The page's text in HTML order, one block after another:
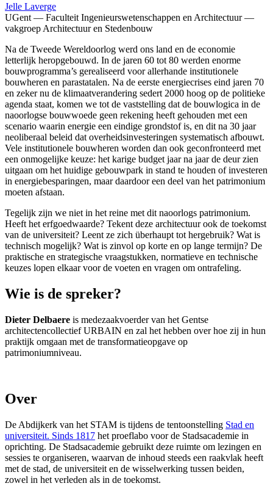
Jelle Laverge
UGent — Faculteit Ingenieurswetenschappen en Architectuur —
vakgroep Architectuur en Stedenbouw
Na de Tweede Wereldoorlog werd ons land en de economie
letterlijk heropgebouwd. In de jaren 60 tot 80 werden enorme
bouwprogramma’s gerealiseerd voor allerhande institutionele
bouwheren en parastatalen. Na de eerste energiecrises eind jaren 70
en zeker nu de klimaatverandering sedert 2000 hoog op de politieke
agenda staat, komen we tot de vaststelling dat de bouwlogica in de
naoorlogse bouwwoede geen rekening heeft gehouden met een
scenario waarin energie een eindige grondstof is, en dit na 30 jaar
neoliberaal beleid dat overheidsinvesteringen systematisch afbouwt.
Vele institutionele bouwheren worden dan ook geconfronteerd met
een onmogelijke keuze: het karige budget jaar na jaar de deur zien
uitgaan om het huidige gebouwpark in stand te houden of investeren
in energiebesparingen, maar daardoor een deel van het patrimonium
moeten afstaan.
Tegelijk zijn we niet in het reine met dit naoorlogs patrimonium.
Heeft het erfgoedwaarde? Tekent deze architectuur ook de toekomst
van de universiteit? Leent ze zich überhaupt tot hergebruik? Wat is
technisch mogelijk? Wat is zinvol op korte en op lange termijn? De
praktische en strategische vraagstukken, normatieve en technische
keuzes lopen elkaar voor de voeten en vragen om ontrafeling.
Wie is de spreker?
Dieter Delbaere is medezaakvoerder van het Gentse
architectencollectief URBAIN en zal het hebben over hoe zij in hun
praktijk omgaan met de transformatieopgave op
patrimoniumniveau.
Over
De Abdijkerk van het STAM is tijdens de tentoonstelling Stad en
universiteit. Sinds 1817 het proeflabo voor de Stadsacademie in
oprichting. De Stadsacademie gebruikt deze ruimte om lezingen en
sessies te organiseren, waarvan de inhoud steeds een raakvlak heeft
met de stad, de universiteit en de wisselwerking tussen beiden,
zowel in het verleden als in de toekomst.